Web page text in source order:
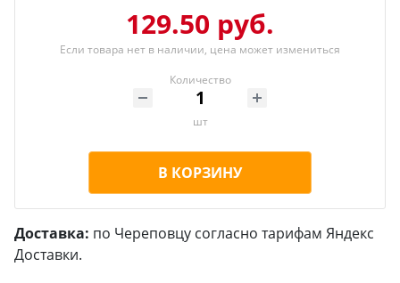
129.50 руб.
Если товара нет в наличии, цена может измениться
Количество
шт
В КОРЗИНУ
Доставка: по Череповцу согласно тарифам Яндекс
Доставки.